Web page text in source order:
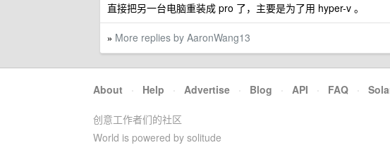
直接把另一台电脑重装成 pro 了，主要是为了用 hyper-v 。
» More replies by AaronWang13
About · Help · Advertise · Blog · API · FAQ ·
创意工作者们的社区
World is powered by solitude